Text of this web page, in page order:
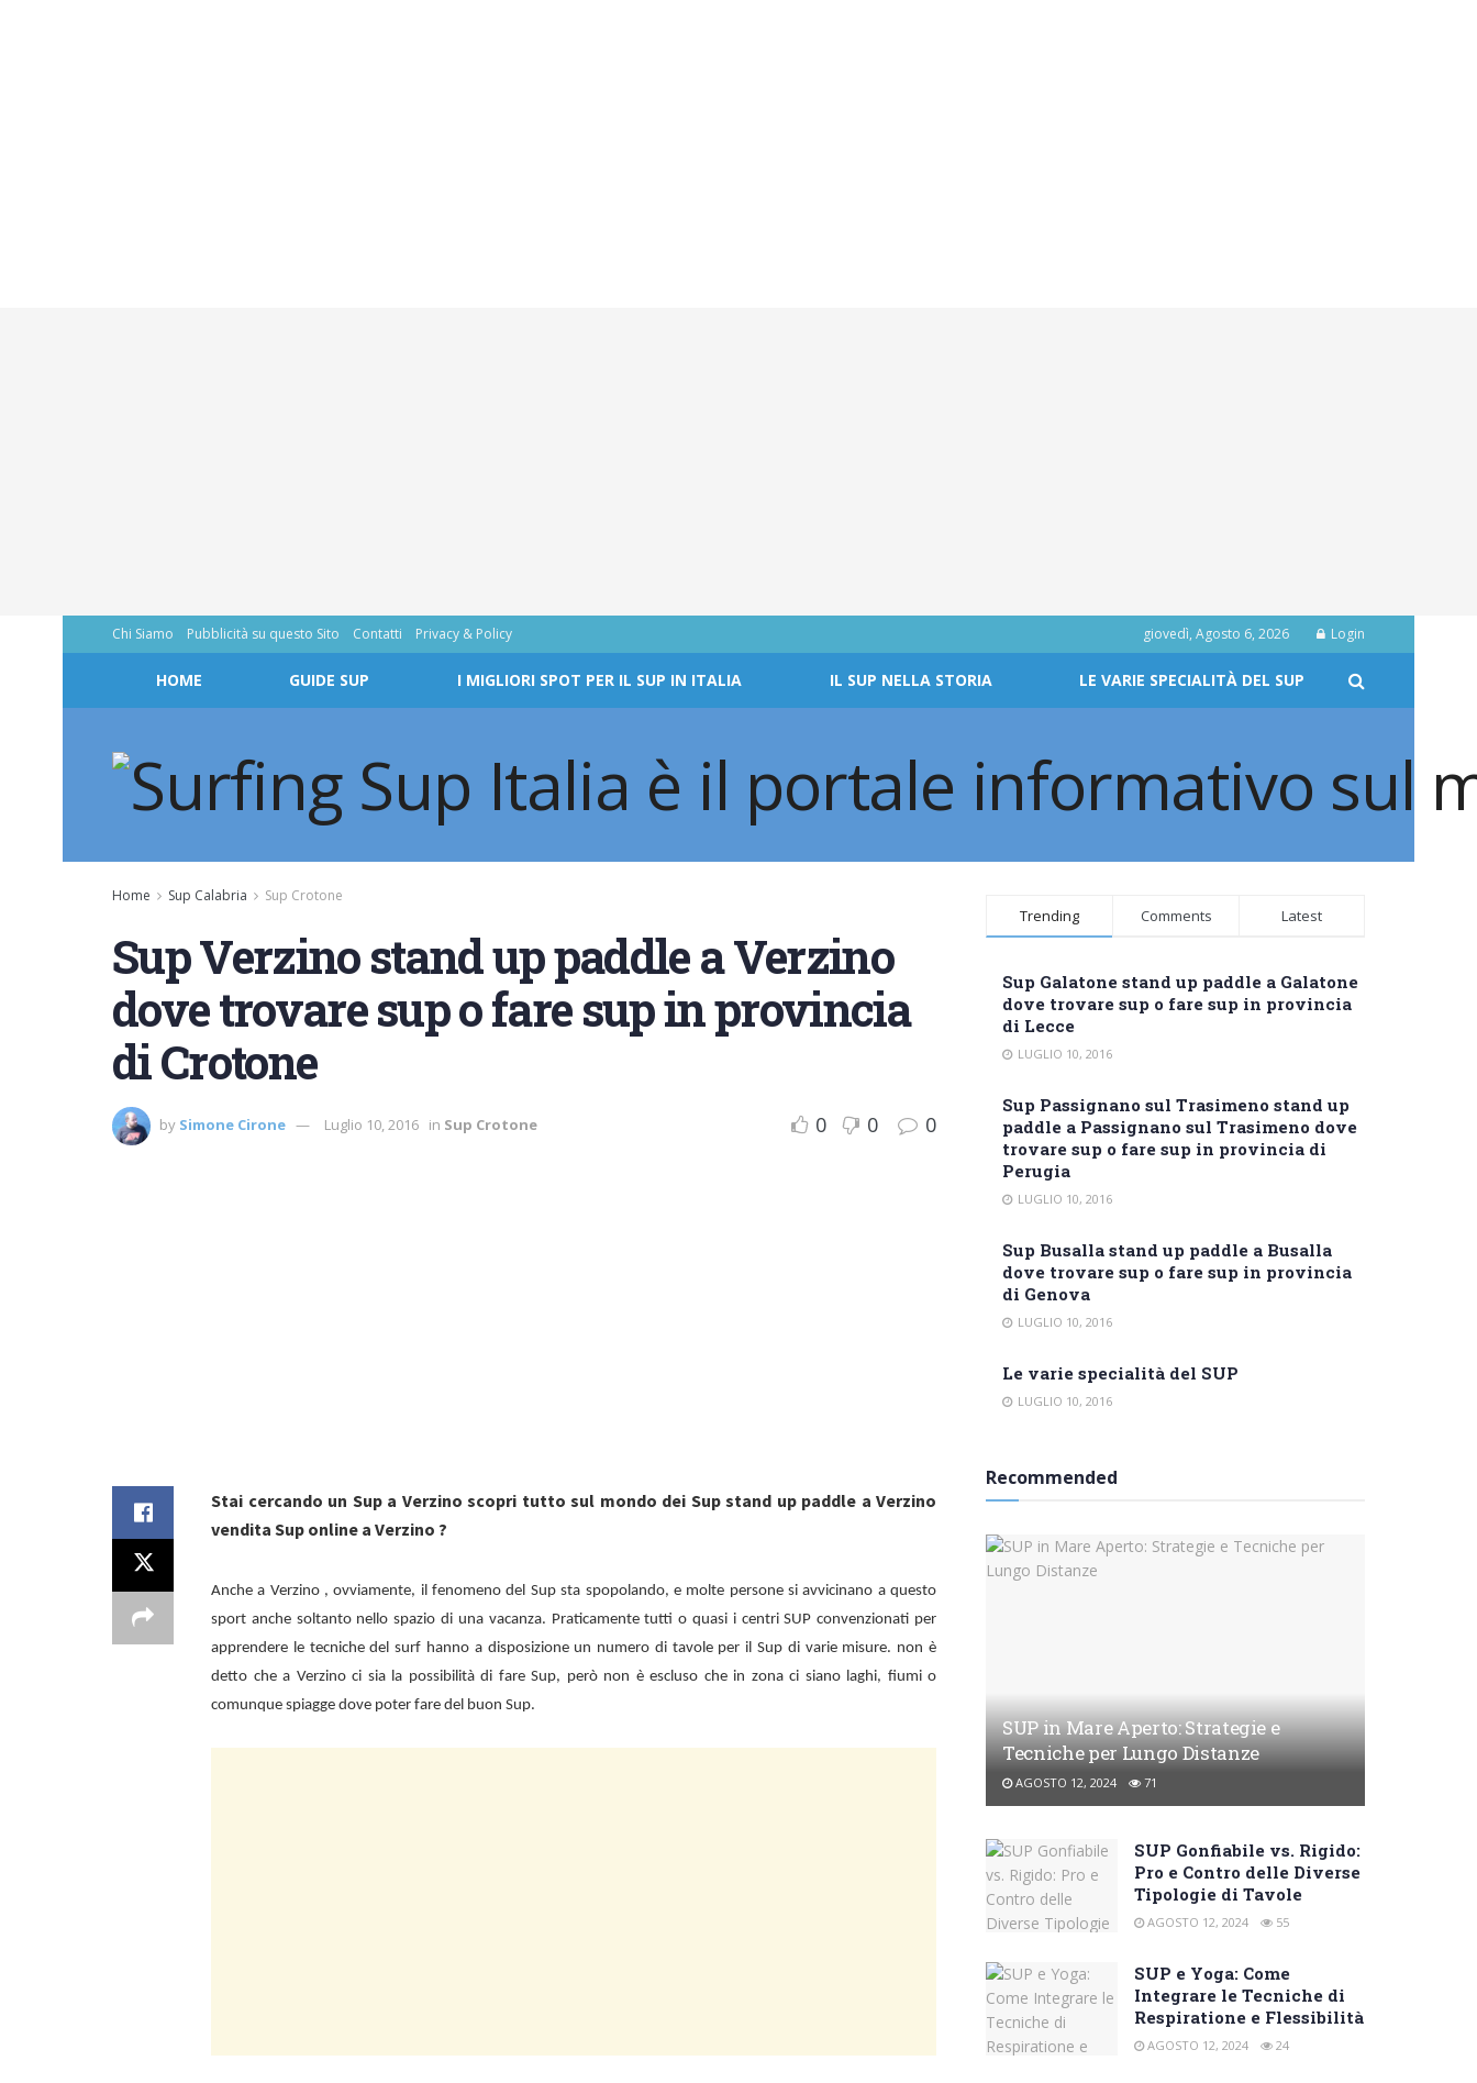
Chi Siamo Pubblicità su questo Sito Contatti Privacy & Policy giovedì, Agosto 6, 2026 Login
HOME GUIDE SUP I MIGLIORI SPOT PER IL SUP IN ITALIA IL SUP NELLA STORIA LE VARIE SPECIALITÀ DEL SUP
Home Sup Calabria Sup Crotone
Sup Verzino stand up paddle a Verzino
dove trovare sup o fare sup in provincia
di Crotone
by Simone Cirone Luglio 10, 2016 in Sup Crotone 0 0 0
Stai cercando un Sup a Verzino scopri tutto sul mondo dei Sup stand up paddle a Verzino
vendita Sup online a Verzino ?
Anche a Verzino , ovviamente, il fenomeno del Sup sta spopolando, e molte persone si avvicinano a questo
sport anche soltanto nello spazio di una vacanza. Praticamente tutti o quasi i centri SUP convenzionati per
apprendere le tecniche del surf hanno a disposizione un numero di tavole per il Sup di varie misure. non è
detto che a Verzino ci sia la possibilità di fare Sup, però non è escluso che in zona ci siano laghi, fiumi o
comunque spiagge dove poter fare del buon Sup.
Trending Comments Latest
Sup Galatone stand up paddle a Galatone
dove trovare sup o fare sup in provincia
di Lecce
LUGLIO 10, 2016
Sup Passignano sul Trasimeno stand up
paddle a Passignano sul Trasimeno dove
trovare sup o fare sup in provincia di
Perugia
LUGLIO 10, 2016
Sup Busalla stand up paddle a Busalla
dove trovare sup o fare sup in provincia
di Genova
LUGLIO 10, 2016
Le varie specialità del SUP
LUGLIO 10, 2016
Recommended
SUP in Mare Aperto: Strategie e
Tecniche per Lungo Distanze
AGOSTO 12, 2024 71
SUP Gonfiabile vs. Rigido:
Pro e Contro delle Diverse
Tipologie di Tavole
AGOSTO 12, 2024 55
SUP e Yoga: Come
Integrare le Tecniche di
Respiratione e Flessibilità
AGOSTO 12, 2024 24